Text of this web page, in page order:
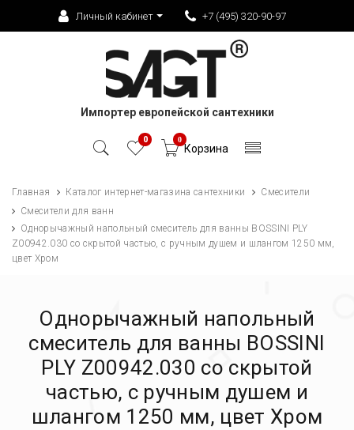
Личный кабинет +7 (495) 320-90-97
Импортер европейской сантехники
0 0
Корзина
Главная Каталог интернет-магазина сантехники
Смесители
Смесители для ванн
Однорычажный напольный смеситель для ванны BOSSINI PLY
Z00942.030 со скрытой частью, с ручным душем и шлангом 1250 мм,
цвет Хром
Однорычажный напольный
смеситель для ванны BOSSINI
PLY Z00942.030 со скрытой
частью, с ручным душем и
шлангом 1250 мм, цвет Хром